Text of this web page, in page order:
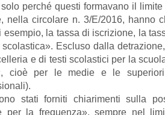
perché questi formavano il
nella circolare n. 3/E/2016, hanno
esempio, la tassa di iscrizione, la
scolastica». Escluso dalla
e di testi scolastici per la
cioè per le medie e le
stati forniti chiarimenti sulla
per la frequenza», sempre nel